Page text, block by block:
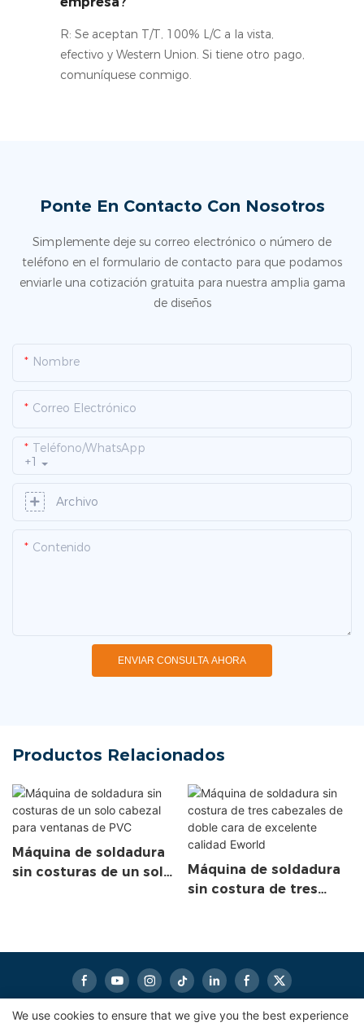
R: Se aceptan T/T, 100% L/C a la vista,
efectivo y Western Union. Si tiene otro pago,
comuníquese conmigo.
Ponte En Contacto Con Nosotros
Simplemente deje su correo electrónico o número de
teléfono en el formulario de contacto para que podamos
enviarle una cotización gratuita para nuestra amplia gama
de diseños
Nombre
Correo Electrónico
+1
Teléfono/WhatsApp
Archivo
Contenido
ENVIAR CONSULTA AHORA
Productos Relacionados
Máquina de soldadura
sin costuras de un solo
Máquina de soldadura
sin costura de tres
We use cookies to ensure that we give you the best experience